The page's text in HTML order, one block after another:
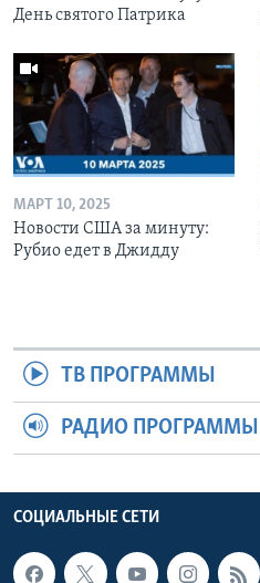
День святого Патрика
МАРТ 10, 2025
Новости США за минуту:
Рубио едет в Джидду
ТВ ПРОГРАММЫ
РАДИО ПРОГРАММЫ
СОЦИАЛЬНЫЕ СЕТИ